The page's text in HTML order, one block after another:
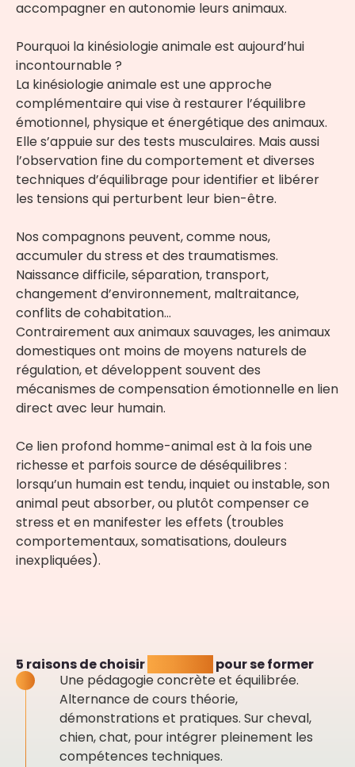
accompagner en autonomie leurs animaux.
Pourquoi la kinésiologie animale est aujourd’hui
incontournable ?
La kinésiologie animale est une approche
complémentaire qui vise à restaurer l’équilibre
émotionnel, physique et énergétique des animaux.
Elle s’appuie sur des tests musculaires. Mais aussi
l’observation fine du comportement et diverses
techniques d’équilibrage pour identifier et libérer
les tensions qui perturbent leur bien-être.
Nos compagnons peuvent, comme nous,
accumuler du stress et des traumatismes.
Naissance difficile, séparation, transport,
changement d’environnement, maltraitance,
conflits de cohabitation…
Contrairement aux animaux sauvages, les animaux
domestiques ont moins de moyens naturels de
régulation, et développent souvent des
mécanismes de compensation émotionnelle en lien
direct avec leur humain.
Ce lien profond homme-animal est à la fois une
richesse et parfois source de déséquilibres :
lorsqu’un humain est tendu, inquiet ou instable, son
animal peut absorber, ou plutôt compenser ce
stress et en manifester les effets (troubles
comportementaux, somatisations, douleurs
inexpliquées).
5 raisons de choisir
pour se former
Une pédagogie concrète et équilibrée.
Alternance de cours théorie,
démonstrations et pratiques. Sur cheval,
chien, chat, pour intégrer pleinement les
compétences techniques.